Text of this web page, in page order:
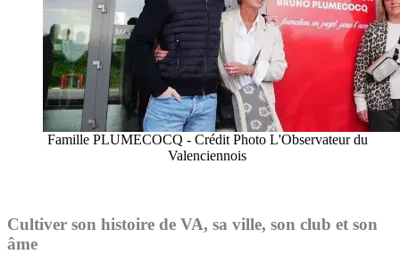
Famille PLUMECOCQ - Crédit Photo L'Observateur du
Valenciennois
Cultiver son histoire de VA, sa ville, son club et son
âme